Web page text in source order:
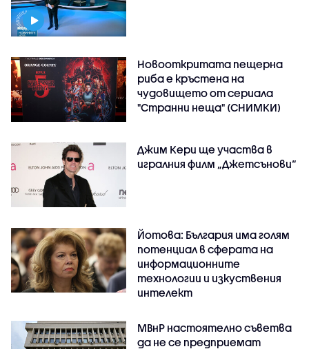
Новооткритата пещерна
риба е кръстена на
чудовището от сериала
"Странни неща" (СНИМКИ)
Джим Кери ще участва в
игралния филм „Джетсънови“
Йотова: България има голям
потенциал в сферата на
информационните
технологии и изкуствения
интелект
МВнР настоятелно съветва
да не се предприемат